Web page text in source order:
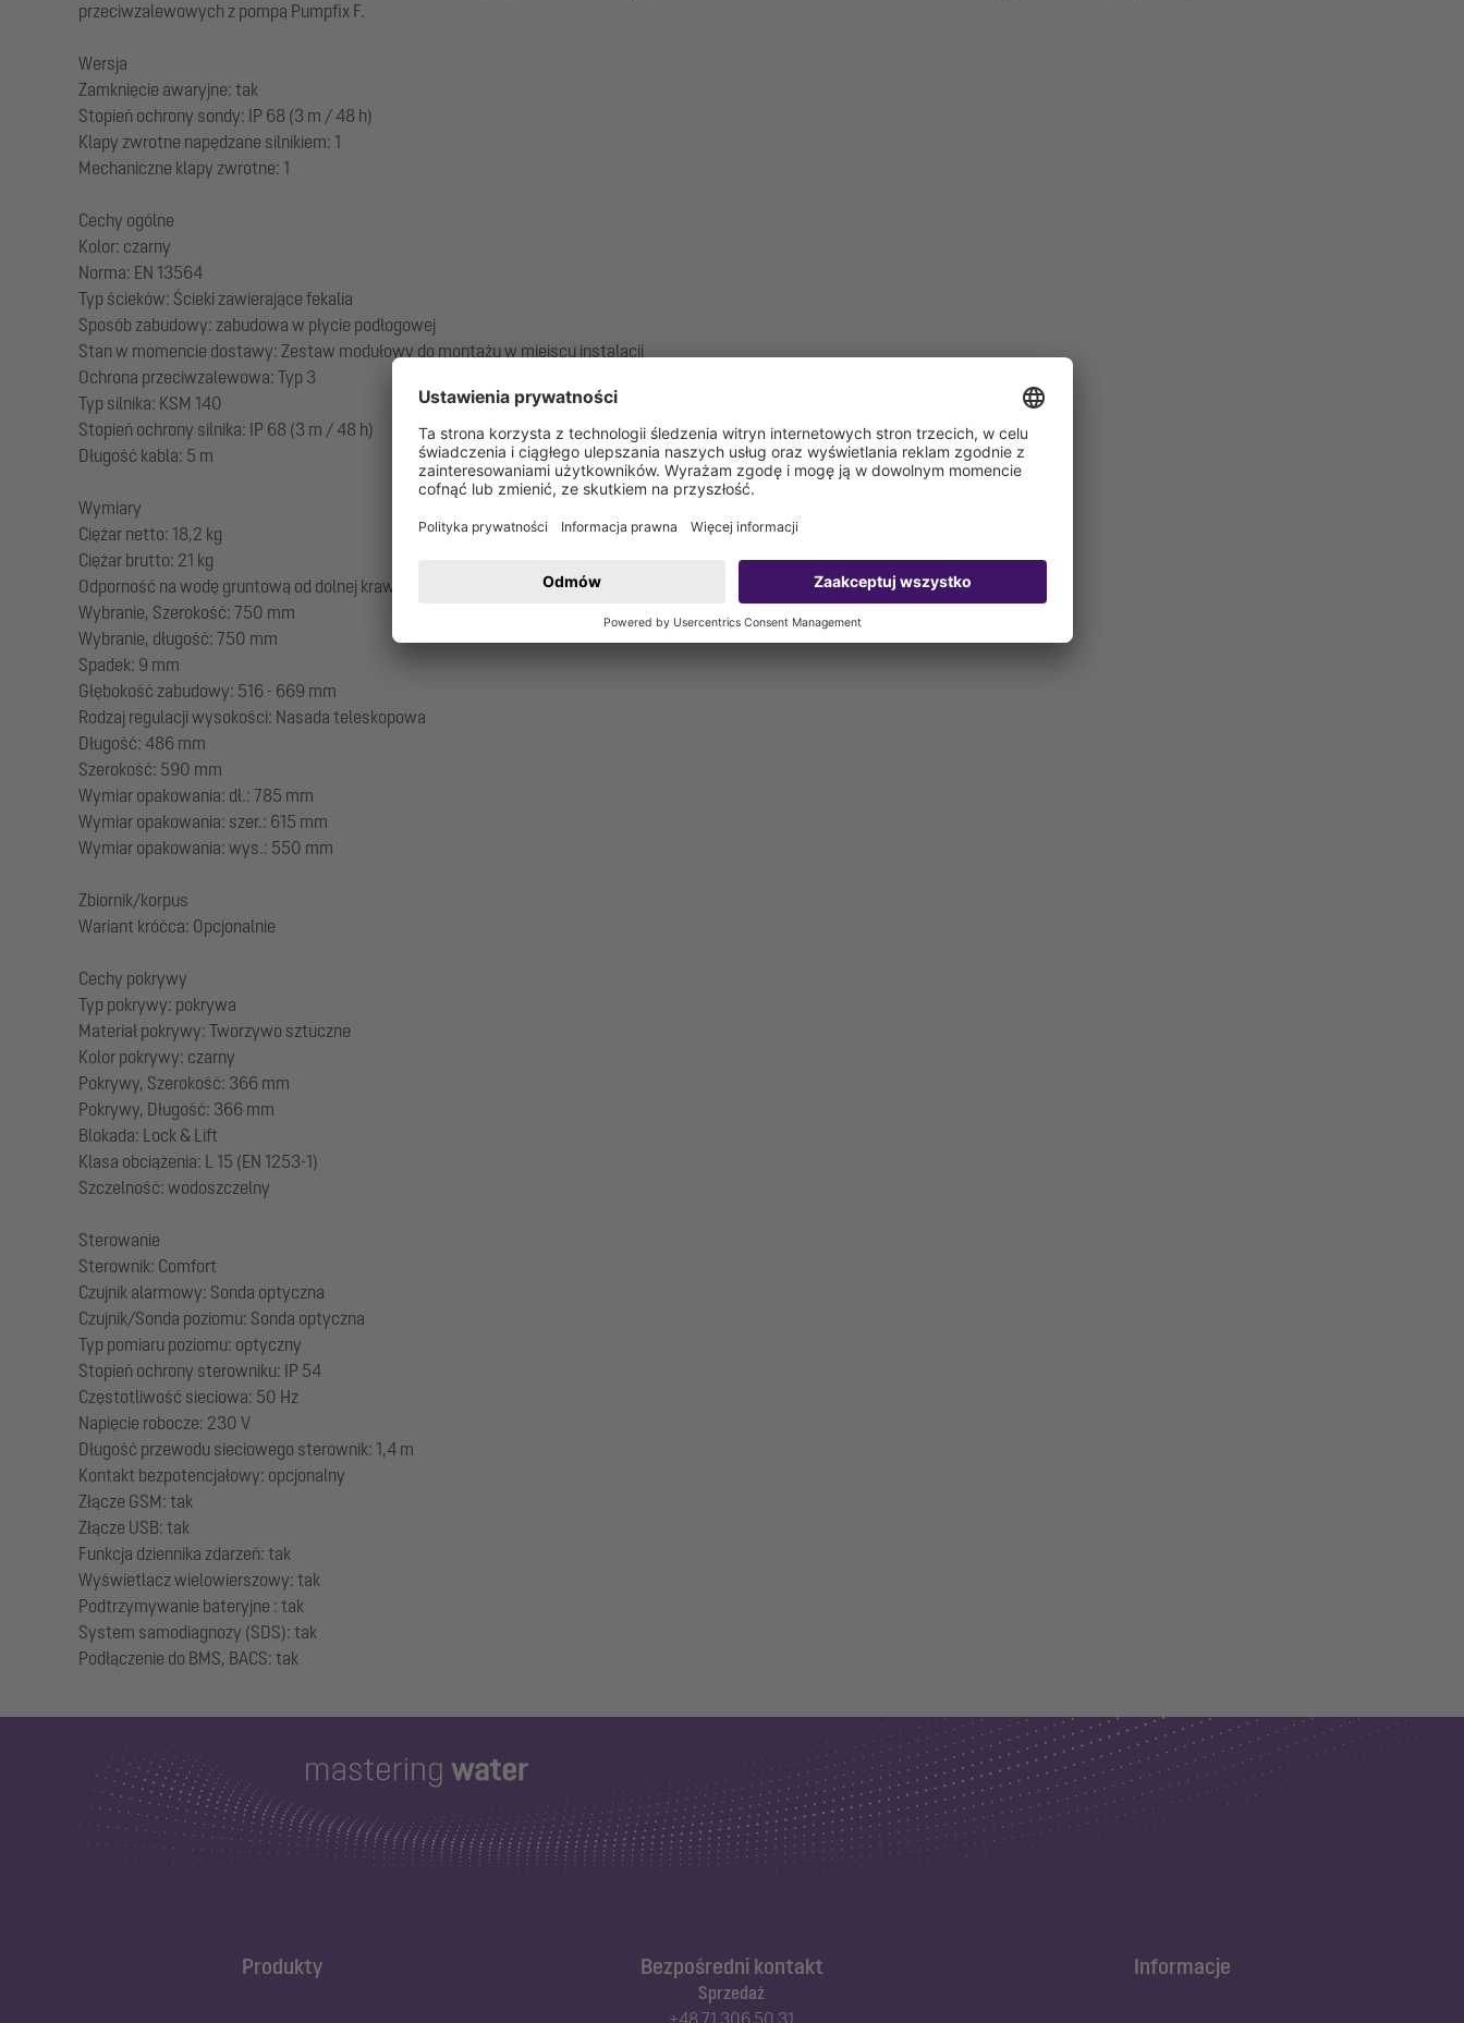
przeciwzalewowych z pompą Pumpfix F.
Wersja
Zamknięcie awaryjne: tak
Stopień ochrony sondy: IP 68 (3 m / 48 h)
Klapy zwrotne napędzane silnikiem: 1
Mechaniczne klapy zwrotne: 1
Cechy ogólne
Kolor: czarny
Norma: EN 13564
Typ ścieków: Ścieki zawierające fekalia
Sposób zabudowy: zabudowa w płycie podłogowej
Stan w momencie dostawy: Zestaw modułowy do montażu w miejscu instalacji
Ochrona przeciwzalewowa: Typ 3
Typ silnika: KSM 140
Stopień ochrony silnika: IP 68 (3 m / 48 h)
Długość kabla: 5 m
Wymiary
Ciężar netto: 18,2 kg
Ciężar brutto: 21 kg
Odporność na wodę gruntową od dolnej krawędzi dna: 3000 mm
Wybranie, Szerokość: 750 mm
Wybranie, długość: 750 mm
Spadek: 9 mm
Głębokość zabudowy: 516 - 669 mm
Rodzaj regulacji wysokości: Nasada teleskopowa
Długość: 486 mm
Szerokość: 590 mm
Wymiar opakowania: dł.: 785 mm
Wymiar opakowania: szer.: 615 mm
Wymiar opakowania: wys.: 550 mm
Zbiornik/korpus
Wariant króćca: Opcjonalnie
Cechy pokrywy
Typ pokrywy: pokrywa
Materiał pokrywy: Tworzywo sztuczne
Kolor pokrywy: czarny
Pokrywy, Szerokość: 366 mm
Pokrywy, Długość: 366 mm
Blokada: Lock & Lift
Klasa obciążenia: L 15 (EN 1253-1)
Szczelność: wodoszczelny
Sterowanie
Sterownik: Comfort
Czujnik alarmowy: Sonda optyczna
Czujnik/Sonda poziomu: Sonda optyczna
Typ pomiaru poziomu: optyczny
Stopień ochrony sterowniku: IP 54
Częstotliwość sieciowa: 50 Hz
Napięcie robocze: 230 V
Długość przewodu sieciowego sterownik: 1,4 m
Kontakt bezpotencjałowy: opcjonalny
Złącze GSM: tak
Złącze USB: tak
Funkcja dziennika zdarzeń: tak
Wyświetlacz wielowierszowy: tak
Podtrzymywanie bateryjne : tak
System samodiagnozy (SDS): tak
Produkty Bezpośredni kontakt
Sprzedaż
+48 71 306 50 31
Informacje